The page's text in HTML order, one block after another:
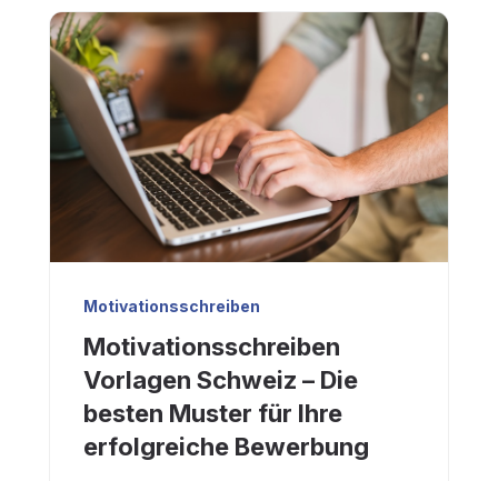
Motivationsschreiben
Motivationsschreiben
Vorlagen Schweiz – Die
besten Muster für Ihre
erfolgreiche Bewerbung